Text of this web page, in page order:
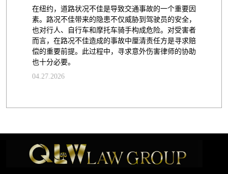
在纽约，道路状况不佳是导致交通事故的一个重要因
素。路况不佳带来的隐患不仅威胁到驾驶员的安全，
也对行人、自行车和摩托车骑手构成危险。对受害者
而言，在路况不佳造成的事故中厘清责任方是寻求赔
偿的重要前提。此过程中，寻求意外伤害律师的协助
也十分必要。
04.27.2026